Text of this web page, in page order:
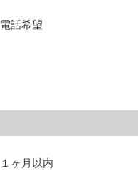
電話希望
１ヶ月以内